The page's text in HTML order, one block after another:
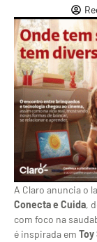
A Claro anuncia o
Conecta e Cuida,
com foco na
é inspirada em Toy